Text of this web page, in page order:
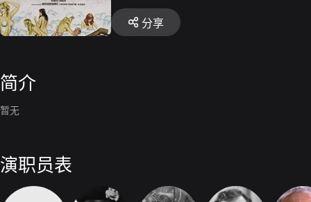
分享
简介
暂无
演职员表